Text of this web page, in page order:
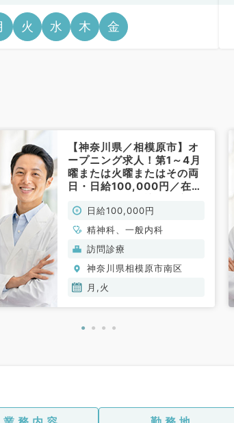
火 水 木 金
【神奈川県／相模原市】オ
ープニング求人！第1～4月
曜または火曜またはその両
日・日給100,000円／在宅
書類対応・問い合わせ対応
のお仕事です※点滴・注射
無しでも可（一般内科・精
神科／非常勤）
日給100,000円
精神科、一般内科
訪問診療
神奈川県相模原市南区
月,火